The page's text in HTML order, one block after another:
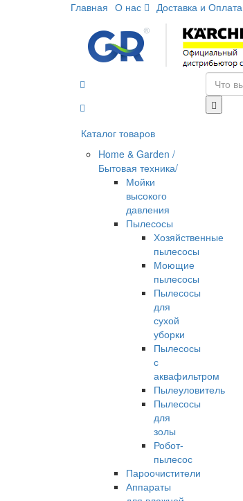
Главная О нас Доставка и Оплата
Каталог товаров
Home & Garden /
Бытовая техника/
Мойки
высокого
давления
Пылесосы
Хозяйственные
пылесосы
Моющие
пылесосы
Пылесосы
для
сухой
уборки
Пылесосы
с
аквафильтром
Пылеуловитель
Пылесосы
для
золы
Робот-
пылесос
Пароочистители
Аппараты